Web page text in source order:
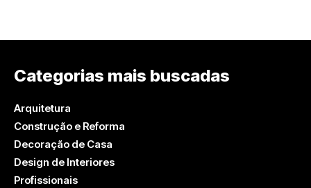
Categorias mais buscadas
Arquitetura
Construção e Reforma
Decoração de Casa
Design de Interiores
Profissionais